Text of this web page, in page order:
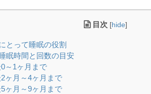
目次 [hide]
とって睡眠の役割
眠時間と回数の目安
～1ヶ月まで
ヶ月～4ヶ月まで
ヶ月～9ヶ月まで